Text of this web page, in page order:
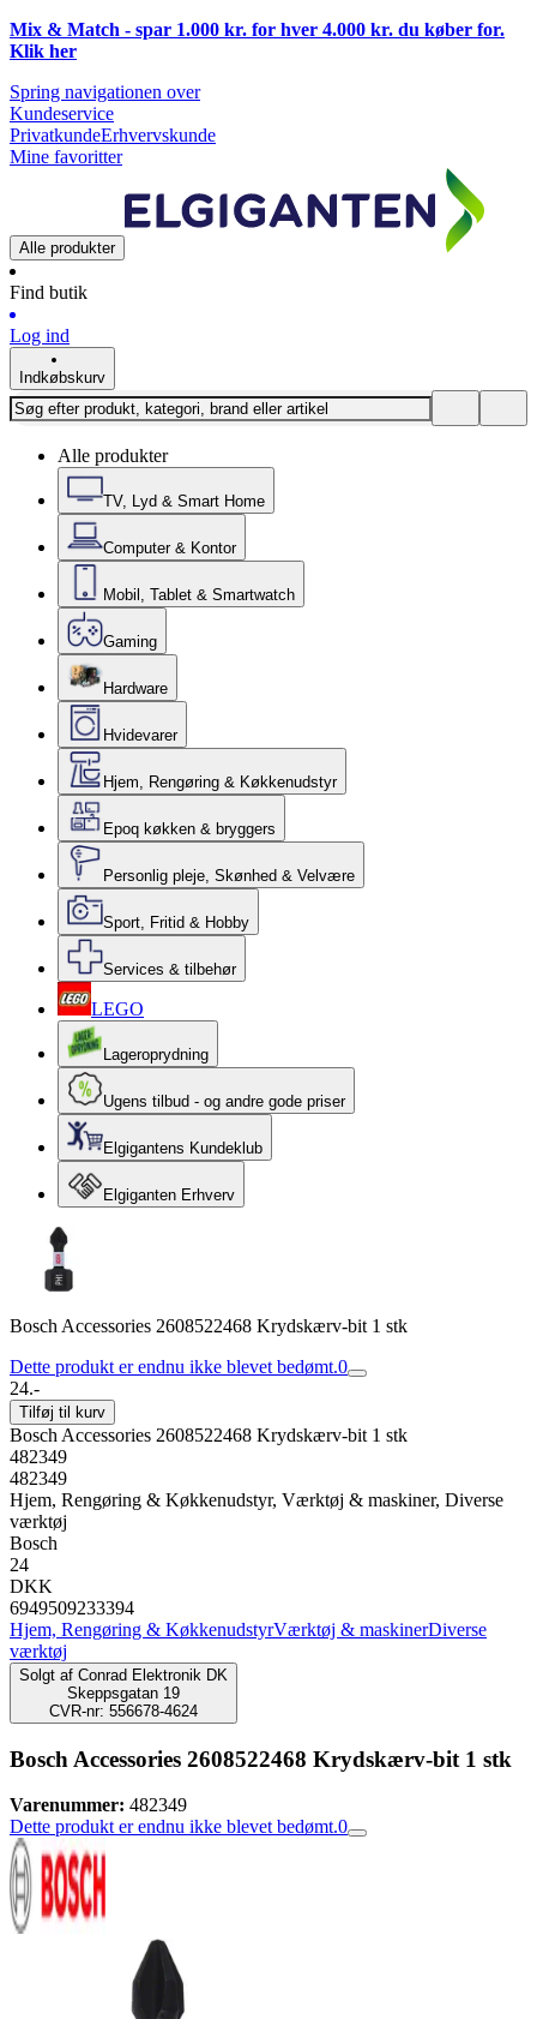
Mix & Match - spar 1.000 kr. for hver 4.000 kr. du køber for.
Klik her
Spring navigationen over
Kundeservice
PrivatkundeErhvervskunde
Mine favoritter
Alle produkter
Find butik
Log ind
Indkøbskurv
Alle produkter
TV, Lyd & Smart Home
Computer & Kontor
Mobil, Tablet & Smartwatch
Gaming
Hardware
Hvidevarer
Hjem, Rengøring & Køkkenudstyr
Epoq køkken & bryggers
Personlig pleje, Skønhed & Velvære
Sport, Fritid & Hobby
Services & tilbehør
LEGO
Lageroprydning
Ugens tilbud - og andre gode priser
Elgigantens Kundeklub
Elgiganten Erhverv
Bosch Accessories 2608522468 Krydskærv-bit 1 stk
Dette produkt er endnu ikke blevet bedømt.0
24.-
Tilføj til kurv
Bosch Accessories 2608522468 Krydskærv-bit 1 stk
482349
482349
Hjem, Rengøring & Køkkenudstyr, Værktøj & maskiner, Diverse
værktøj
Bosch
24
DKK
6949509233394
Hjem, Rengøring & KøkkenudstyrVærktøj & maskinerDiverse
værktøj
Solgt af Conrad Elektronik DK
Skeppsgatan 19
CVR-nr: 556678-4624
Bosch Accessories 2608522468 Krydskærv-bit 1 stk
Varenummer: 482349
Dette produkt er endnu ikke blevet bedømt.0